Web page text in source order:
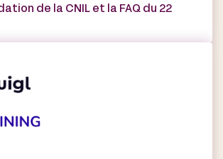
de la CNIL et la FAQ du 22